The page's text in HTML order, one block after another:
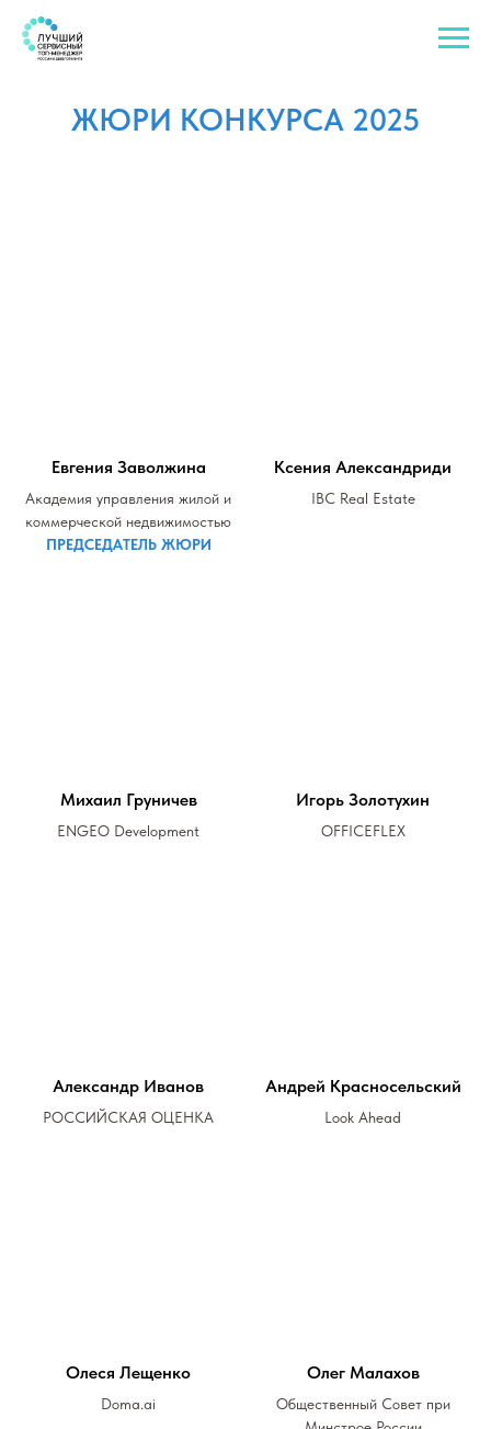
ЖЮРИ КОНКУРСА 2025
Евгения Заволжина
Академия управления жилой и
коммерческой недвижимостью
ПРЕДСЕДАТЕЛЬ ЖЮРИ
Ксения Александриди
IBC Real Estate
Михаил Груничев
ENGEO Development
Игорь Золотухин
OFFICEFLEX
Александр Иванов
РОССИЙСКАЯ ОЦЕНКА
Андрей Красносельский
Look Ahead
Олеся Лещенко
Doma.ai
Олег Малахов
Общественный Совет при